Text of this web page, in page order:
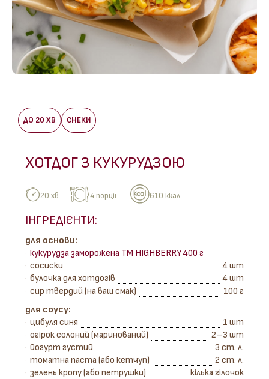
ДО 20 ХВ СНЕКИ
ХОТДОГ З КУКУРУДЗОЮ
ІНГРЕДІЄНТИ:
для основи:
кукурудза заморожена ТМ HIGHBERRY 400 г
сосиски
4 шт
булочка для хотдогів
4 шт
сир твердий (на ваш смак)
100 г
для соусу:
цибуля синя
1 шт
огірок солоний (маринований)
2–3 шт
йогурт густий
3 ст. л.
томатна паста (або кетчуп)
2 ст. л.
зелень кропу (або петрушки)
кілька гілочок
20 хв 4 порції 610 ккал